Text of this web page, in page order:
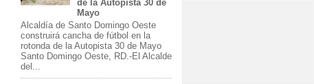
de la Autopista 30 de
Mayo
Alcaldía de Santo Domingo Oeste
construirá cancha de fútbol en la
rotonda de la Autopista 30 de Mayo
Santo Domingo Oeste, RD.-El Alcalde
del...